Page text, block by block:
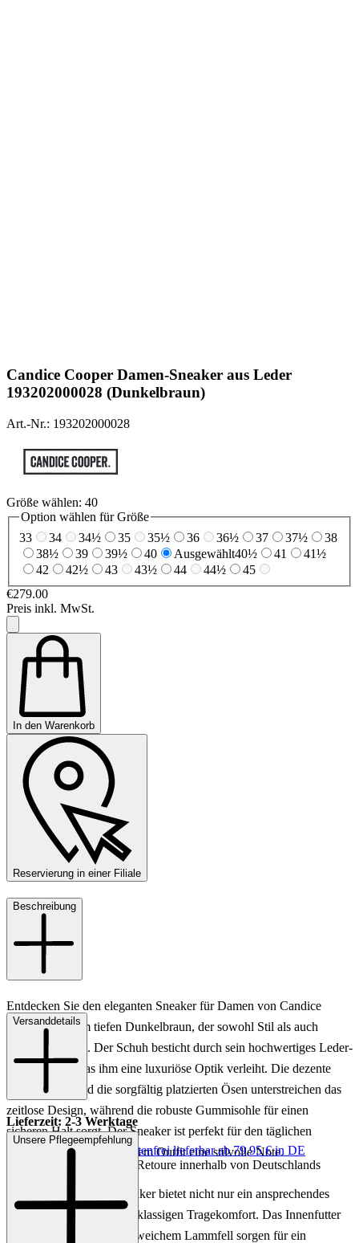
Candice Cooper Damen-Sneaker aus Leder
193202000028 (Dunkelbraun)
Art.-Nr.: 193202000028
Größe wählen: 40
Option wählen für Größe
33
34 34½ 35 35½ 36 36½ 37 37½
38
38½
39 39½ 40 Ausgewählt40½ 41
41½
42
42½ 43 43½ 44 44½
45
€279.00
Preis inkl. MwSt.
In den Warenkorb
Reservierung in einer Filiale
Beschreibung
Entdecken Sie den eleganten Sneaker für Damen von Candice
Cooper in einem tiefen Dunkelbraun, der sowohl Stil als auch
Komfort vereint. Der Schuh besticht durch sein hochwertiges Leder-
Obermaterial, das ihm eine luxuriöse Optik verleiht. Die dezente
Nahtführung und die sorgfältig platzierten Ösen unterstreichen das
zeitlose Design, während die robuste Gummisohle für einen
sicheren Halt sorgt. Der Sneaker ist perfekt für den täglichen
Gebrauch und verleiht jedem Outfit eine stilvolle Note.
Der Candice Cooper Sneaker bietet nicht nur ein ansprechendes
Design, sondern auch erstklassigen Tragekomfort. Das Innenfutter
und die Einlegesohle aus weichem Lammfell sorgen für ein
Versanddetails
Lieferzeit: 2-3 Werktage
Keine Versandkosten:
kostenfrei lieferbar ab 79,95 € in DE
Einfache und Kostenlose Retoure innerhalb von Deutschlands
Unsere Pflegeempfehlung